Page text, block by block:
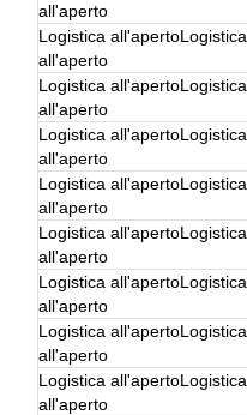
all'aperto
Logistica all'apertoLogistica
all'aperto
Logistica all'apertoLogistica
all'aperto
Logistica all'apertoLogistica
all'aperto
Logistica all'apertoLogistica
all'aperto
Logistica all'apertoLogistica
all'aperto
Logistica all'apertoLogistica
all'aperto
Logistica all'apertoLogistica
all'aperto
Logistica all'apertoLogistica
all'aperto